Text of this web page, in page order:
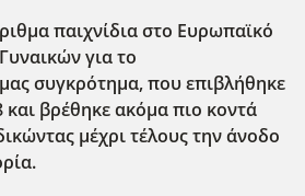
παιχνίδια στο Ευρωπαϊκό
για το
συγκρότημα, που επιβλήθηκε
και βρέθηκε ακόμα πιο κοντά
μέχρι τέλους την άνοδο